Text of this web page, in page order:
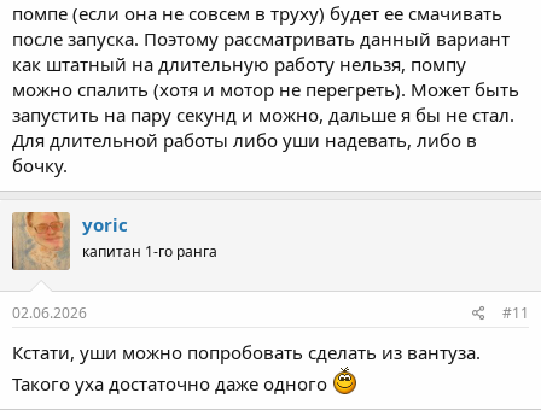
помпе (если она не совсем в труху) будет ее смачивать
после запуска. Поэтому рассматривать данный вариант
как штатный на длительную работу нельзя, помпу
можно спалить (хотя и мотор не перегреть). Может быть
запустить на пару секунд и можно, дальше я бы не стал.
Для длительной работы либо уши надевать, либо в
бочку.
yoric
капитан 1-го ранга
02.06.2026 #11
Кстати, уши можно попробовать сделать из вантуза.
Такого уха достаточно даже одного